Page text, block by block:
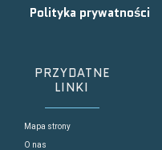
Polityka prywatności
PRZYDATNE
LINKI
Mapa strony
O nas